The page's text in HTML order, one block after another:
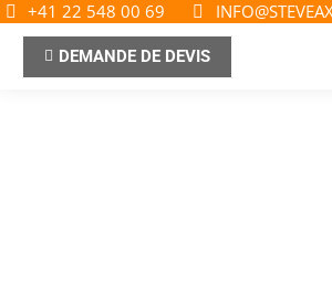
+41 22 548 00 69
DEMANDE DE DEVIS